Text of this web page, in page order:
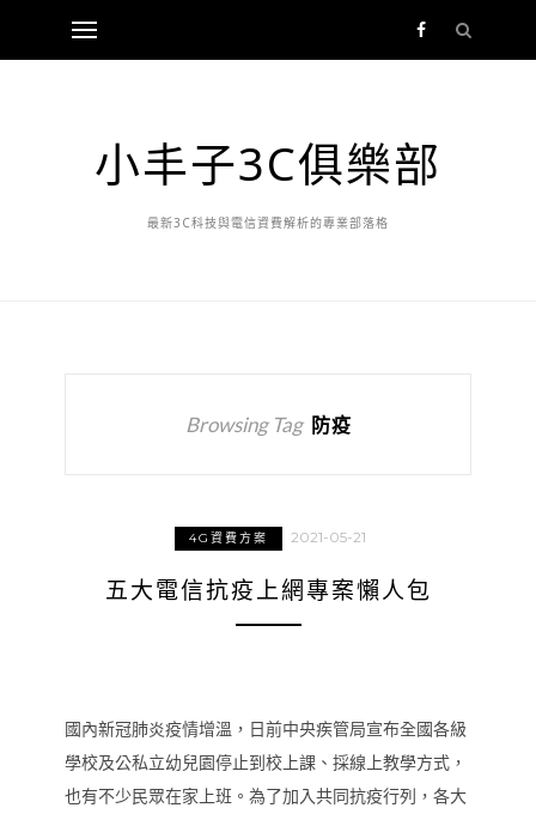
小丰子3C俱樂部
最新3C科技與電信資費解析的專業部落格
Browsing Tag 防疫
4G資費方案 2021-05-21
五大電信抗疫上網專案懶人包
國內新冠肺炎疫情增溫，日前中央疾管局宣布全國各級
學校及公私立幼兒園停止到校上課、採線上教學方式，
也有不少民眾在家上班。為了加入共同抗疫行列，各大